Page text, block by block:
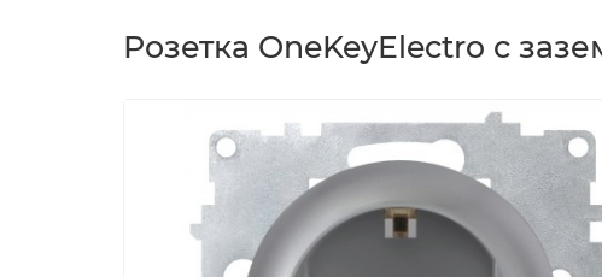
Розетка OneKeyElectro с